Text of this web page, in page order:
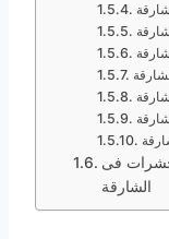
حشرات فى
الشارقة